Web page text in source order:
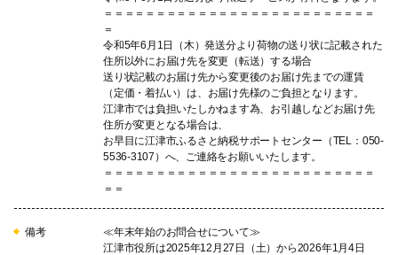
＝＝＝＝＝＝＝＝＝＝＝＝＝＝＝＝＝＝＝＝＝＝＝＝＝＝
＝
令和5年6月1日（木）発送分より荷物の送り状に記載された
住所以外にお届け先を変更（転送）する場合
送り状記載のお届け先から変更後のお届け先までの運賃
（定価・着払い）は、お届け先様のご負担となります。
江津市では負担いたしかねます為、お引越しなどお届け先
住所が変更となる場合は、
お早目に江津市ふるさと納税サポートセンター（TEL：050-
5536-3107）へ、ご連絡をお願いいたします。
＝＝＝＝＝＝＝＝＝＝＝＝＝＝＝＝＝＝＝＝＝＝＝＝＝＝
＝＝
備考
≪年末年始のお問合せについて≫
江津市役所は2025年12月27日（土）から2026年1月4日